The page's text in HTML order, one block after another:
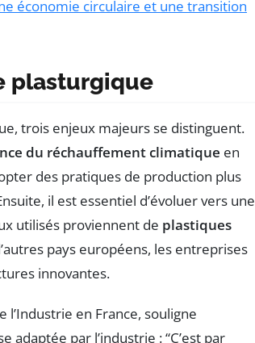
économie circulaire et une transition
plasturgique
trois enjeux majeurs se distinguent.
du réchauffement climatique en
des pratiques de production plus
il est essentiel d’évoluer vers une
utilisés proviennent de plastiques
pays européens, les entreprises
innovantes.
en France, souligne
adaptée par l’industrie : “C’est par